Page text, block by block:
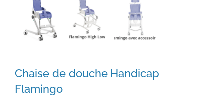
Chaise de douche Handicap
Flamingo